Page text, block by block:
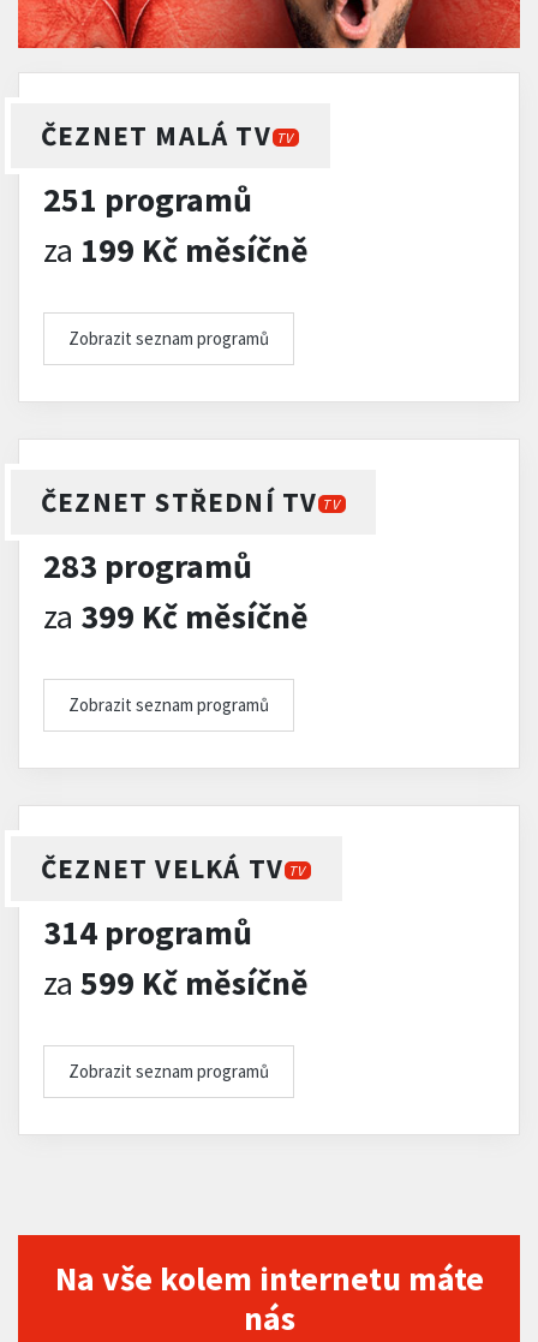
ČEZNET MALÁ TV TV
251 programů
za 199 Kč měsíčně
Zobrazit seznam programů
ČEZNET STŘEDNÍ TV TV
283 programů
za 399 Kč měsíčně
Zobrazit seznam programů
ČEZNET VELKÁ TV TV
314 programů
za 599 Kč měsíčně
Zobrazit seznam programů
Na vše kolem internetu máte
nás